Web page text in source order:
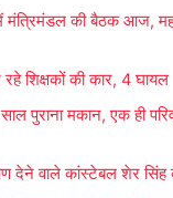
मंत्रिमंडल की बैठक आज,
शिक्षकों की कार, 4 घायल
पुराना मकान, एक ही
देने वाले कांस्टेबल शेर सिंह